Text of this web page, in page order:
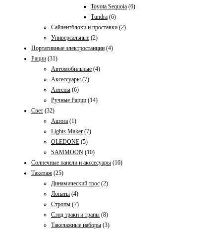
Toyota Sequoia (6)
Tundra (6)
Сайлентблоки и проставки (2)
Универсальные (2)
Портативные электростанции (4)
Рации (31)
Автомобильные (4)
Аксессуары (7)
Антены (6)
Ручные Рации (14)
Свет (32)
Aurora (1)
Lights Maker (7)
OLEDONE (5)
SAMMOON (10)
Солнечные панели и акссесуары (16)
Такелаж (25)
Динамический трос (2)
Лопаты (4)
Стропы (7)
Сэнд траки и трапы (8)
Такелажные наборы (3)